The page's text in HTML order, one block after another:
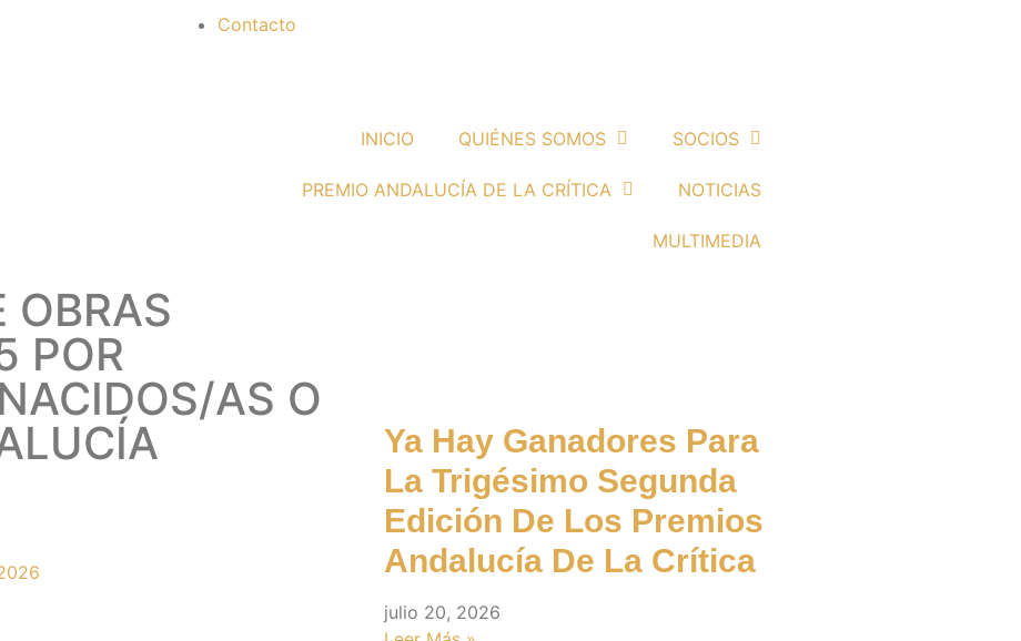
Contacto
INICIO QUIÉNES SOMOS SOCIOS
PREMIO ANDALUCÍA DE LA CRÍTICA NOTICIAS
MULTIMEDIA
OBRAS
POR
AS O
Ya Hay Ganadores Para
La Trigésimo Segunda
Edición De Los Premios
Andalucía De La Crítica
julio 20, 2026